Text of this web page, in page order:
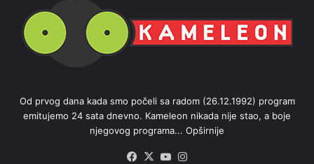
Od prvog dana kada smo počeli sa radom (26.12.1992) program
emitujemo 24 sata dnevno. Kameleon nikada nije stao, a boje
njegovog programa... Opširnije
Facebook
X YouTube